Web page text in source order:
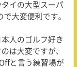
イの大型スーパ
大変便利です。
人のゴルフ好き
は大変ですが、
と言う練習場が